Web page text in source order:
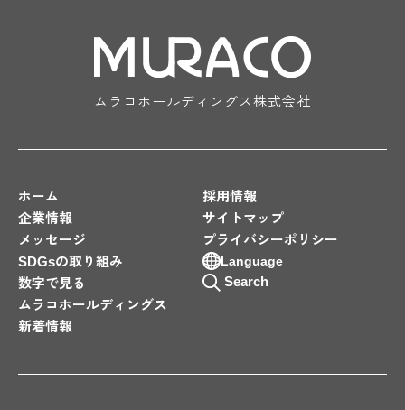
ムラコホールディングス株式会社
ホーム
企業情報
メッセージ
SDGsの取り組み
数字で見る
ムラコホールディングス
新着情報
採用情報
サイトマップ
プライバシーポリシー
Language
Search